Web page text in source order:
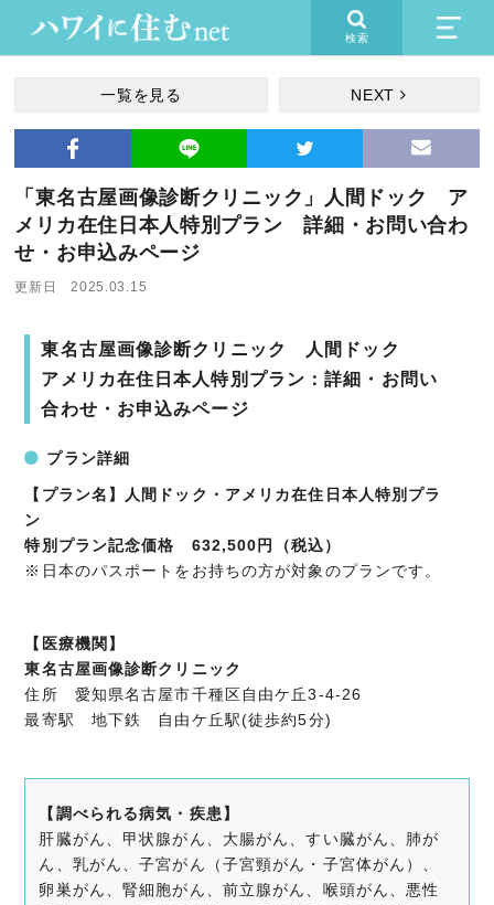
検索
一覧を見る NEXT
「東名古屋画像診断クリニック」人間ドック ア
メリカ在住日本人特別プラン 詳細・お問い合わ
せ・お申込みページ
更新日 2025.03.15
東名古屋画像診断クリニック 人間ドック
アメリカ在住日本人特別プラン：詳細・お問い
合わせ・お申込みページ
プラン詳細
【プラン名】人間ドック・アメリカ在住日本人特別プラ
ン
特別プラン記念価格 632,500円（税込）
※日本のパスポートをお持ちの方が対象のプランです。
【医療機関】
東名古屋画像診断クリニック
住所 愛知県名古屋市千種区自由ケ丘3-4-26
最寄駅 地下鉄 自由ケ丘駅(徒歩約5分)
【調べられる病気・疾患】
肝臓がん、甲状腺がん、大腸がん、すい臓がん、肺が
ん、乳がん、子宮がん（子宮頸がん・子宮体がん）、
卵巣がん、腎細胞がん、前立腺がん、喉頭がん、悪性